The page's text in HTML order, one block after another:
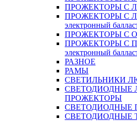
ПРОЖЕКТОРЫ С
ПРОЖЕКТОРЫ С
электронный
ПРОЖЕКТОРЫ С
ПРОЖЕКТОРЫ С
электронный
РАЗНОЕ
РАМЫ
СВЕТИЛЬНИКИ
СВЕТОДИОДНЫЕ
ПРОЖЕКТОРЫ
СВЕТОДИОДНЫЕ
СВЕТОДИОДНЫЕ